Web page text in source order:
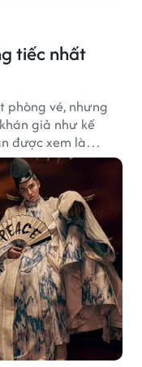
tiếc nhất
phòng vé, nhưng
giả như kế
được xem là
màn ảnh Hoa ngữ.